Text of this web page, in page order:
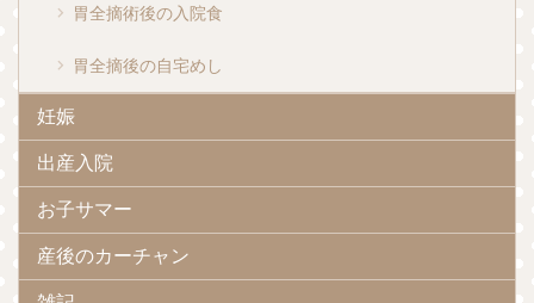
胃全摘術後の入院食
胃全摘後の自宅めし
妊娠
出産入院
お子サマー
産後のカーチャン